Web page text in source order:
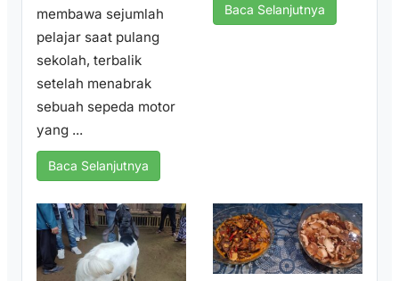
membawa sejumlah
pelajar saat pulang
sekolah, terbalik
setelah menabrak
sebuah sepeda motor
yang ...
Baca Selanjutnya
Baca Selanjutnya